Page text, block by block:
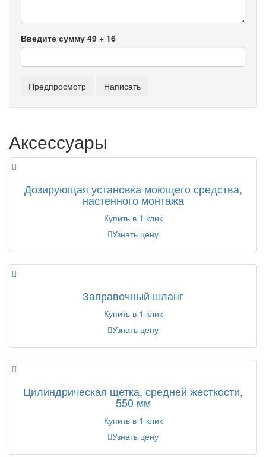
Введите сумму 49 + 16
Аксессуары
Дозирующая установка моющего средства,
настенного монтажа
Купить в 1 клик
Узнать цену
Заправочный шланг
Купить в 1 клик
Узнать цену
Цилиндрическая щетка, средней жесткости,
550 мм
Купить в 1 клик
Узнать цену